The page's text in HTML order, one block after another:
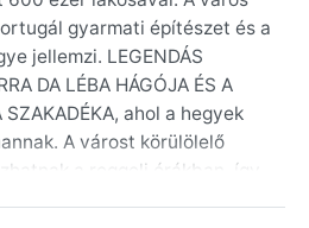
gyarmati építészet és a
jellemzi. LEGENDÁS
DA LÉBA HÁGÓJA ÉS A
SZAKADÉKA, ahol a hegyek
A várost körülölelő
a reggeli órákban, így